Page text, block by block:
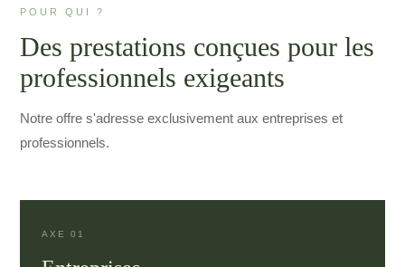
POUR QUI ?
Des prestations conçues pour les
professionnels exigeants
Notre offre s'adresse exclusivement aux entreprises et
professionnels.
AXE 01